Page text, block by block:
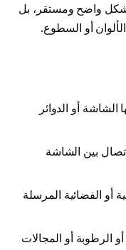
واضح ومستقر، بل
أو السطوع.
أو الدوائر
بين الشاشة
أو الفضائية المرسلة
الرطوبة أو المجالات